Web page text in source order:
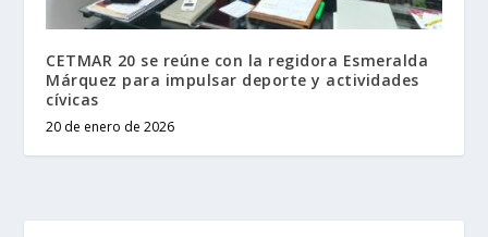
CETMAR 20 se reúne con la regidora Esmeralda
Márquez para impulsar deporte y actividades
cívicas
20 de enero de 2026